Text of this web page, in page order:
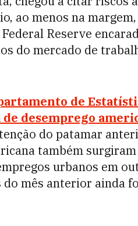
ao menos na
Reserve
do mercado de
de
desemprego
do patamar
também
urbanos em
do mês anterior ainda